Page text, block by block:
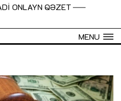
ONLAYN QƏZET
MENU